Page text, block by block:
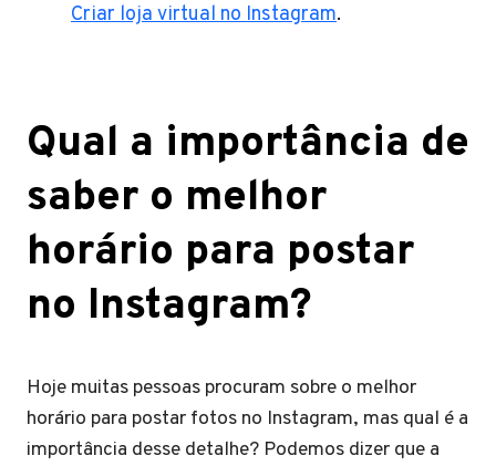
Criar loja virtual no Instagram.
Qual a importância de
saber o melhor
horário para postar
no Instagram?
Hoje muitas pessoas procuram sobre o melhor
horário para postar fotos no Instagram, mas qual é a
importância desse detalhe? Podemos dizer que a